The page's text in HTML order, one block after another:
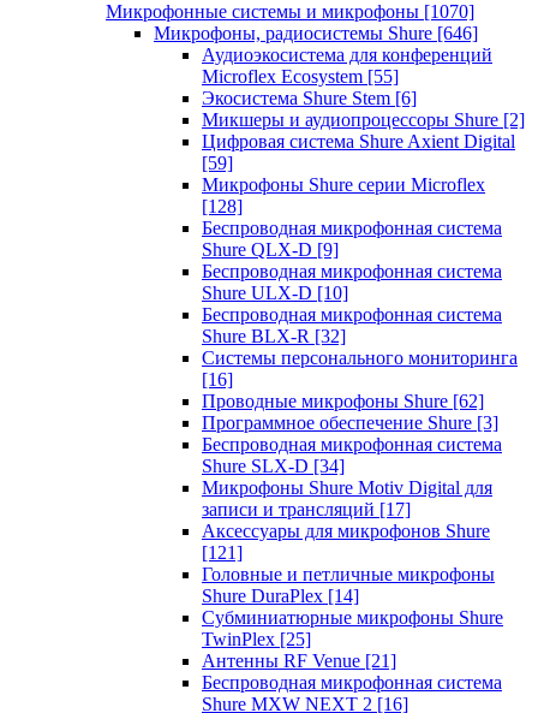
Микрофонные системы и микрофоны [1070]
Микрофоны, радиосистемы Shure [646]
Аудиоэкосистема для конференций
Microflex Ecosystem [55]
Экосистема Shure Stem [6]
Микшеры и аудиопроцессоры Shure [2]
Цифровая система Shure Axient Digital
[59]
Микрофоны Shure серии Microflex
[128]
Беспроводная микрофонная система
Shure QLX-D [9]
Беспроводная микрофонная система
Shure ULX-D [10]
Беспроводная микрофонная система
Shure BLX-R [32]
Системы персонального мониторинга
[16]
Проводные микрофоны Shure [62]
Программное обеспечение Shure [3]
Беспроводная микрофонная система
Shure SLX-D [34]
Микрофоны Shure Motiv Digital для
записи и трансляций [17]
Аксессуары для микрофонов Shure
[121]
Головные и петличные микрофоны
Shure DuraPlex [14]
Субминиатюрные микрофоны Shure
TwinPlex [25]
Антенны RF Venue [21]
Беспроводная микрофонная система
Shure MXW NEXT 2 [16]